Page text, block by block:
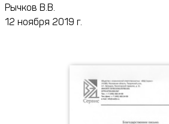
Рычков В.В.
12 ноября 2019 г.